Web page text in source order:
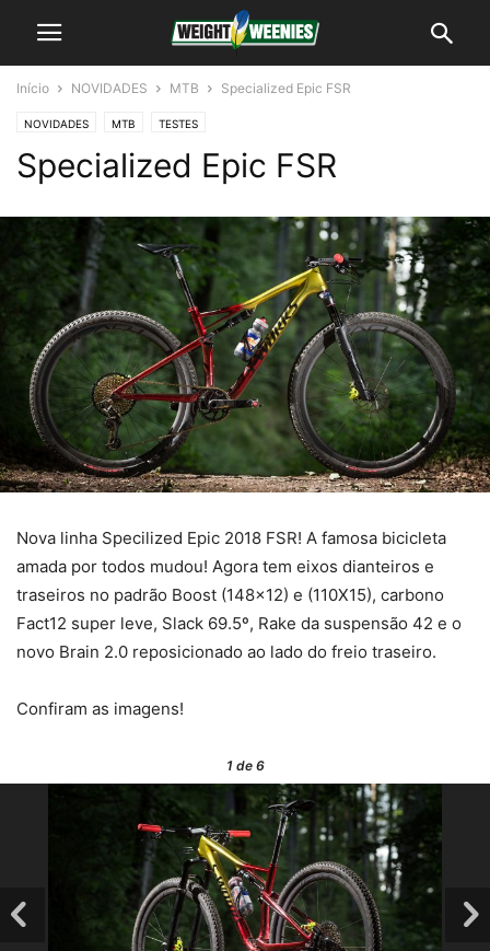
Início NOVIDADES MTB Specialized Epic FSR
NOVIDADES MTB TESTES
Specialized Epic FSR
Nova linha Specilized Epic 2018 FSR! A famosa bicicleta
amada por todos mudou! Agora tem eixos dianteiros e
traseiros no padrão Boost (148×12) e (110X15), carbono
Fact12 super leve, Slack 69.5º, Rake da suspensão 42 e o
novo Brain 2.0 reposicionado ao lado do freio traseiro.
Confiram as imagens!
1de 6